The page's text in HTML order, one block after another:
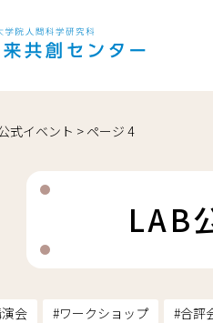
式イベント > ページ 4
LAB
会 ワークショップ 合評